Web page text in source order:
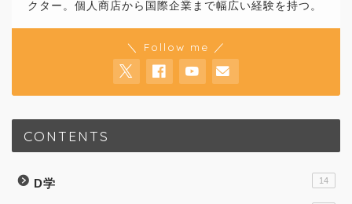
クター。個人商店から国際企業まで幅広い経験を持つ。
＼ Follow me ／
CONTENTS
D学 14